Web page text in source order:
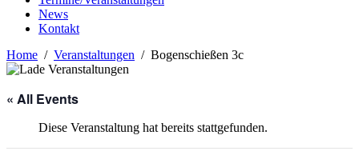
News
Kontakt
Home
Veranstaltungen Bogenschießen 3c
« All Events
Diese Veranstaltung hat bereits stattgefunden.